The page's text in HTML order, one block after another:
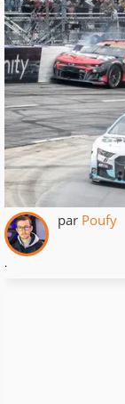
par Poufy
.